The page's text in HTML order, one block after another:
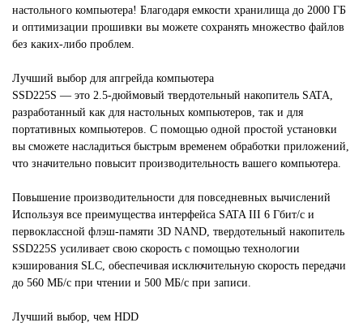
настольного компьютера! Благодаря емкости хранилища до 2000 ГБ
и оптимизации прошивки вы можете сохранять множество файлов
без каких-либо проблем.
Лучший выбор для апгрейда компьютера
SSD225S — это 2.5-дюймовый твердотельный накопитель SATA,
разработанный как для настольных компьютеров, так и для
портативных компьютеров. С помощью одной простой установки
вы сможете насладиться быстрым временем обработки приложений,
что значительно повысит производительность вашего компьютера.
Повышение производительности для повседневных вычислений
Используя все преимущества интерфейса SATA III 6 Гбит/с и
первоклассной флэш-памяти 3D NAND, твердотельный накопитель
SSD225S усиливает свою скорость с помощью технологии
кэширования SLC, обеспечивая исключительную скорость передачи
до 560 МБ/с при чтении и 500 МБ/с при записи.
Лучший выбор, чем HDD